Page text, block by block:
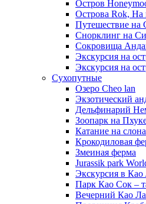
Остров
Острова Rok, Ha
Путешествие на
Снорклинг на
Сокровища
Экскурсия на
Экскурсия на
Сухопутные
Озеро Cheo lan
Экзотический
Дельфинарий
Зоопарк на
Катание на
Крокодиловая
Змеиная ферма
Jurassik park
Экскурсия в Као
Парк Као Сок –
Вечерний Као